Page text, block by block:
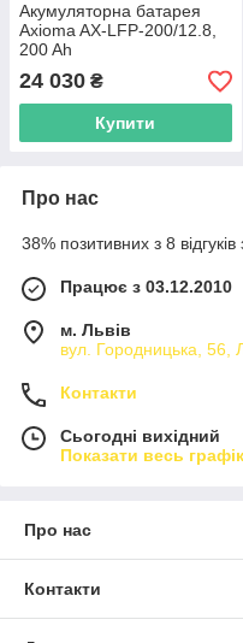
Акумуляторна батарея
Axioma AX-LFP-200/12.8,
200 Ah
24 030 ₴
Купити
Про нас
38% позитивних з 8 відгуків
Працює з 03.12.2010
м. Львів
вул. Городницька, 56,
Контакти
Сьогодні вихідний
Показати весь
Про нас
Контакти